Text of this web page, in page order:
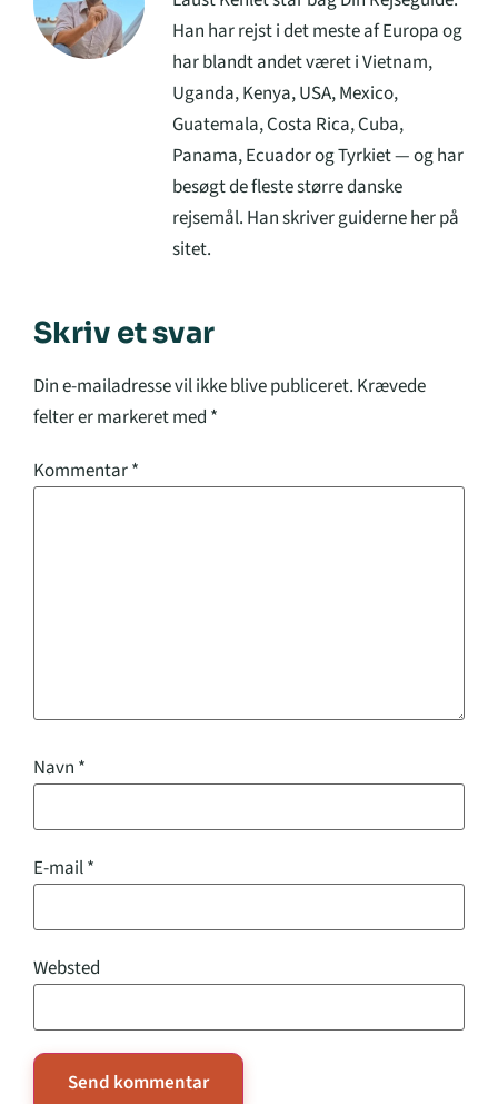
Han har rejst i det meste af Europa og
har blandt andet været i Vietnam,
Uganda, Kenya, USA, Mexico,
Guatemala, Costa Rica, Cuba,
Panama, Ecuador og Tyrkiet — og har
besøgt de fleste større danske
rejsemål. Han skriver guiderne her på
sitet.
Skriv et svar
Din e-mailadresse vil ikke blive publiceret. Krævede
felter er markeret med *
Kommentar*
Navn *
E-mail*
Websted